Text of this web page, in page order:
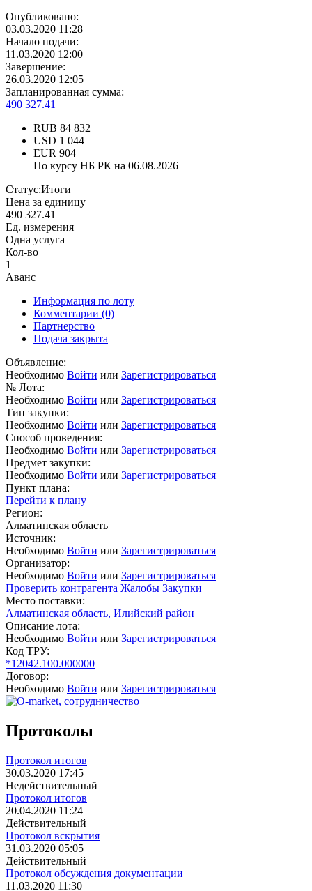
Опубликовано:
03.03.2020 11:28
Начало подачи:
11.03.2020 12:00
Завершение:
26.03.2020 12:05
Запланированная сумма:
490 327.41
RUB 84 832
USD 1 044
EUR 904
По курсу НБ РК на 06.08.2026
Статус:Итоги
Цена за единицу
490 327.41
Ед. измерения
Одна услуга
Кол-во
1
Аванс
Информация по лоту
Комментарии (0)
Партнерство
Подача закрыта
Объявление:
Необходимо Войти или Зарегистрироваться
№ Лота:
Необходимо Войти или Зарегистрироваться
Тип закупки:
Необходимо Войти или Зарегистрироваться
Способ проведения:
Необходимо Войти или Зарегистрироваться
Предмет закупки:
Необходимо Войти или Зарегистрироваться
Пункт плана:
Перейти к плану
Регион:
Алматинская область
Источник:
Необходимо Войти или Зарегистрироваться
Организатор:
Необходимо Войти или Зарегистрироваться
Проверить контрагента Жалобы Закупки
Место поставки:
Алматинская область, Илийский район
Описание лота:
Необходимо Войти или Зарегистрироваться
Код ТРУ:
*12042.100.000000
Договор:
Необходимо Войти или Зарегистрироваться
Протоколы
Протокол итогов
30.03.2020 17:45
Недействительный
Протокол итогов
20.04.2020 11:24
Действительный
Протокол вскрытия
31.03.2020 05:05
Действительный
Протокол обсуждения документации
11.03.2020 11:30